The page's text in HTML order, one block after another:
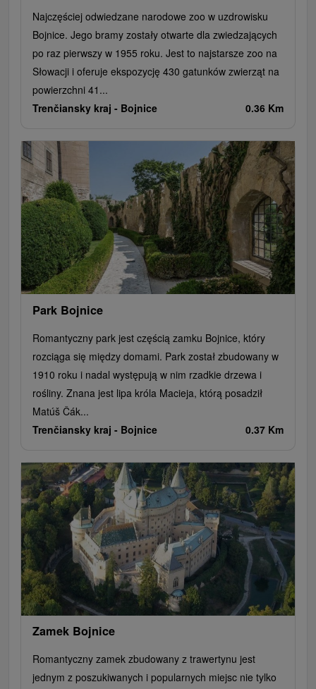
Najczęściej odwiedzane narodowe zoo w uzdrowisku
Bojnice. Jego bramy zostały otwarte dla zwiedzających
po raz pierwszy w 1955 roku. Jest to najstarsze zoo na
Słowacji i oferuje ekspozycję 430 gatunków zwierząt na
powierzchni 41...
Trenčiansky kraj - Bojnice 0.36 Km
Park Bojnice
Romantyczny park jest częścią zamku Bojnice, który
rozciąga się między domami. Park został zbudowany w
1910 roku i nadal występują w nim rzadkie drzewa i
rośliny. Znana jest lipa króla Macieja, którą posadził
Matúš Čák...
Trenčiansky kraj - Bojnice 0.37 Km
Zamek Bojnice
Romantyczny zamek zbudowany z trawertynu jest
jednym z poszukiwanych i popularnych miejsc nie tylko